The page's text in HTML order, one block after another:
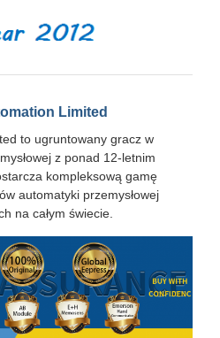
Limited
to ugruntowany gracz w
z ponad 12-letnim
kompleksową gamę
automatyki przemysłowej
na całym świecie.